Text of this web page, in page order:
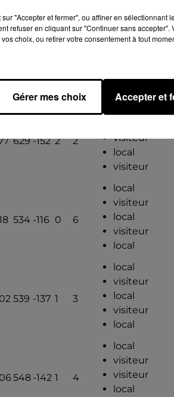
visiteur
local
629 -152 2 2
visiteur
local
visiteur
534 -116 0 6
local
visiteur
local
visiteur
local
539 -137 1 3
local
visiteur
local
visiteur
local
548 -142 1 4
local
visiteur
visiteur
local
"Accepter et fermer", ou affiner en sélectionnant
refuser en cliquant sur "Continuer sans
choix, ou retirer votre consentement à tout
Gérer mes choix Accepter et